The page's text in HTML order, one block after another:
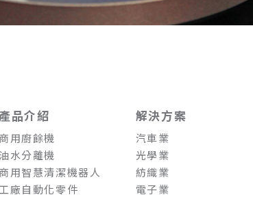
產品介紹
商用廚餘機
水分離機
商用智慧清潔機器人
工廠自動化零件
解決方案
汽車業
光學業
紡織業
電子業